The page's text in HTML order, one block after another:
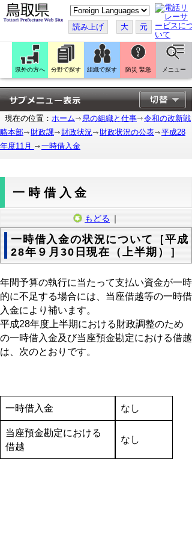
こ
の
ペ
ー
ジ
翻
訳
す
る
読み上げ 大 元
県外の方へ 分野で探す 組織で探す 防災 緊急 メニュー
現在の位置： ホーム 県の組織と仕事
令和の改新戦
略本部
財政課 財政状況 財政状況の公表
平成28
年度11月
一時借入金
一時借入金
もどる ｜
一時借入金の状況について［平成
28年９月30日現在（上半期）］
年間予算の執行に当たって支払い資金が一時
的に不足する場合には、当座借越等の一時借
入金により補います。
平成28年度上半期における財政調整のため
の一時借入金及び当座預金勘定における借越
は、次のとおりです。
一時借入金 なし
当座預金勘定における
借越
なし